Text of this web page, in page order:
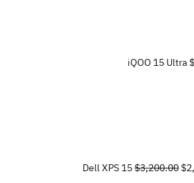
iQOO 15 Ultra
Dell XPS 15$3,200.00